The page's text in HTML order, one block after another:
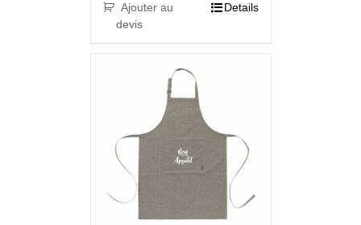
Ajouter au
devis
Details